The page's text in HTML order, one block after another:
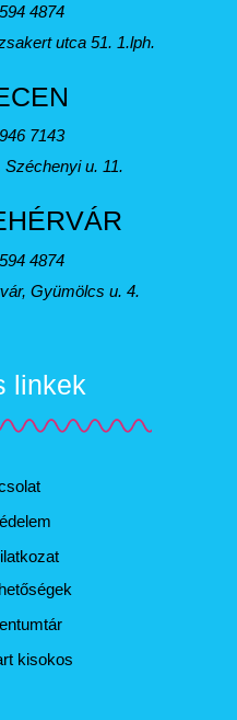
4874
utca 51. 1.lph.
7143
u. 11.
4874
Gyümölcs u. 4.
linkek
kisokos